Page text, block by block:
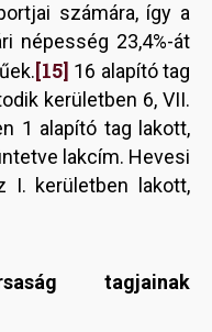
számára, így a
népesség 23,4%-át
[15] 16 alapító tag
kerületben 6, VII.
1 alapító tag lakott,
lakcím. Hevesi
I. kerületben lakott,
tagjainak